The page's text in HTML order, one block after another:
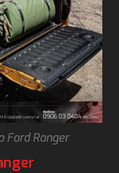
Ford Ranger